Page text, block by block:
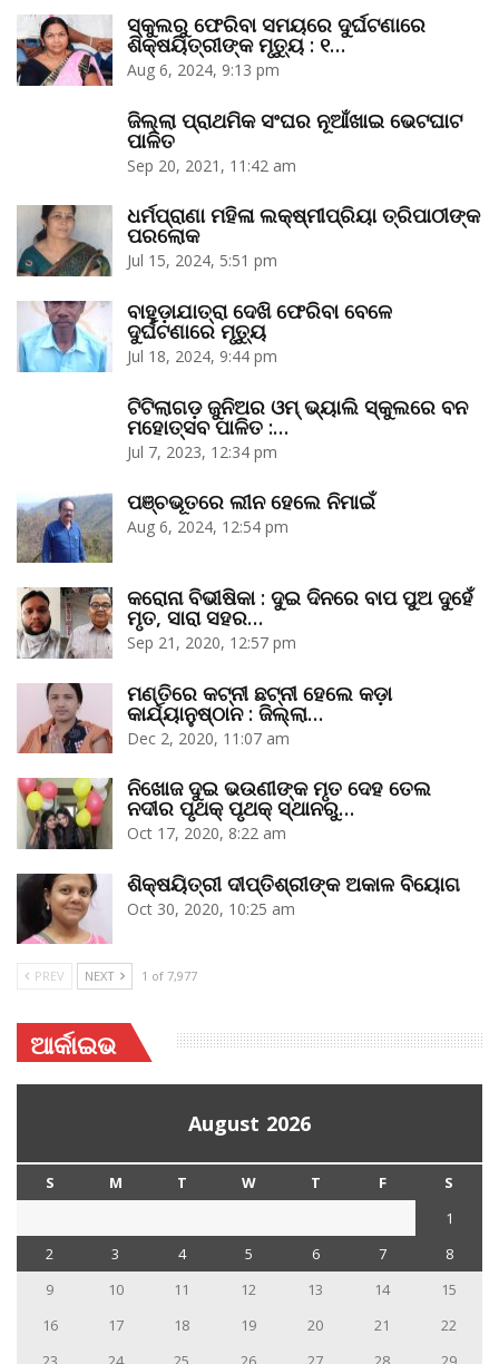
ସ୍କୁଲରୁ ଫେରିବା ସମୟରେ ଦୁର୍ଘଟଣାରେ
ଶିକ୍ଷୟିତ୍ରୀଙ୍କ ମୃତ୍ୟୁ : ୧…
Aug 6, 2024, 9:13 pm
ଜିଲ୍ଲା ପ୍ରାଥମିକ ସଂଘର ନୂଆଁଖାଇ ଭେଟଘାଟ
ପାଳିତ
Sep 20, 2021, 11:42 am
ଧର୍ମପ୍ରାଣା ମହିଳା ଲକ୍ଷ୍ମୀପ୍ରିୟା ତ୍ରିପାଠୀଙ୍କ
ପରଲୋକ
Jul 15, 2024, 5:51 pm
ବାହୁଡ଼ାଯାତ୍ରା ଦେଖି ଫେରିବା ବେଳେ
ଦୁର୍ଘଟଣାରେ ମୃତ୍ୟୁ
Jul 18, 2024, 9:44 pm
ଟିଟିଲାଗଡ଼ ଜୁନିଅର ଓମ୍‌ ଭ୍ୟାଲି ସ୍କୁଲରେ ବନ
ମହୋତ୍ସବ ପାଳିତ :…
Jul 7, 2023, 12:34 pm
ପଞ୍ଚଭୂତରେ ଲୀନ ହେଲେ ନିମାଇଁ
Aug 6, 2024, 12:54 pm
କରୋନା ବିଭୀଷିକା : ଦୁଇ ଦିନରେ ବାପ ପୁଅ ଦୁହେଁ
ମୃତ, ସାରା ସହର…
Sep 21, 2020, 12:57 pm
ମଣ୍ତିରେ କଟ୍‌ନୀ ଛଟ୍‌ନୀ ହେଲେ କଡ଼ା
କାର୍ଯ୍ୟାନୁଷ୍ଠାନ : ଜିଲ୍ଲା…
Dec 2, 2020, 11:07 am
ନିଖୋଜ ଦୁଇ ଭଉଣୀଙ୍କ ମୃତ ଦେହ ତେଲ
ନଦୀର ପୃଥକ୍‌ ପୃଥକ୍‌ ସ୍ଥାନରୁ…
Oct 17, 2020, 8:22 am
ଶିକ୍ଷୟିତ୍ରୀ ଦୀପ୍ତିଶ୍ରୀଙ୍କ ଅକାଳ ବିୟୋଗ
Oct 30, 2020, 10:25 am
PREV NEXT 1 of 7,977
ଆର୍କାଇଭ
August 2026
S M T W T F
S
1
2
3 4 5 6 7
8
9
10 11 12 13 14
15
16
17 18 19 20 21
22